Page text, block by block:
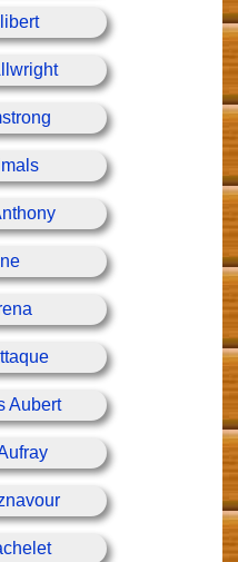
Aubert